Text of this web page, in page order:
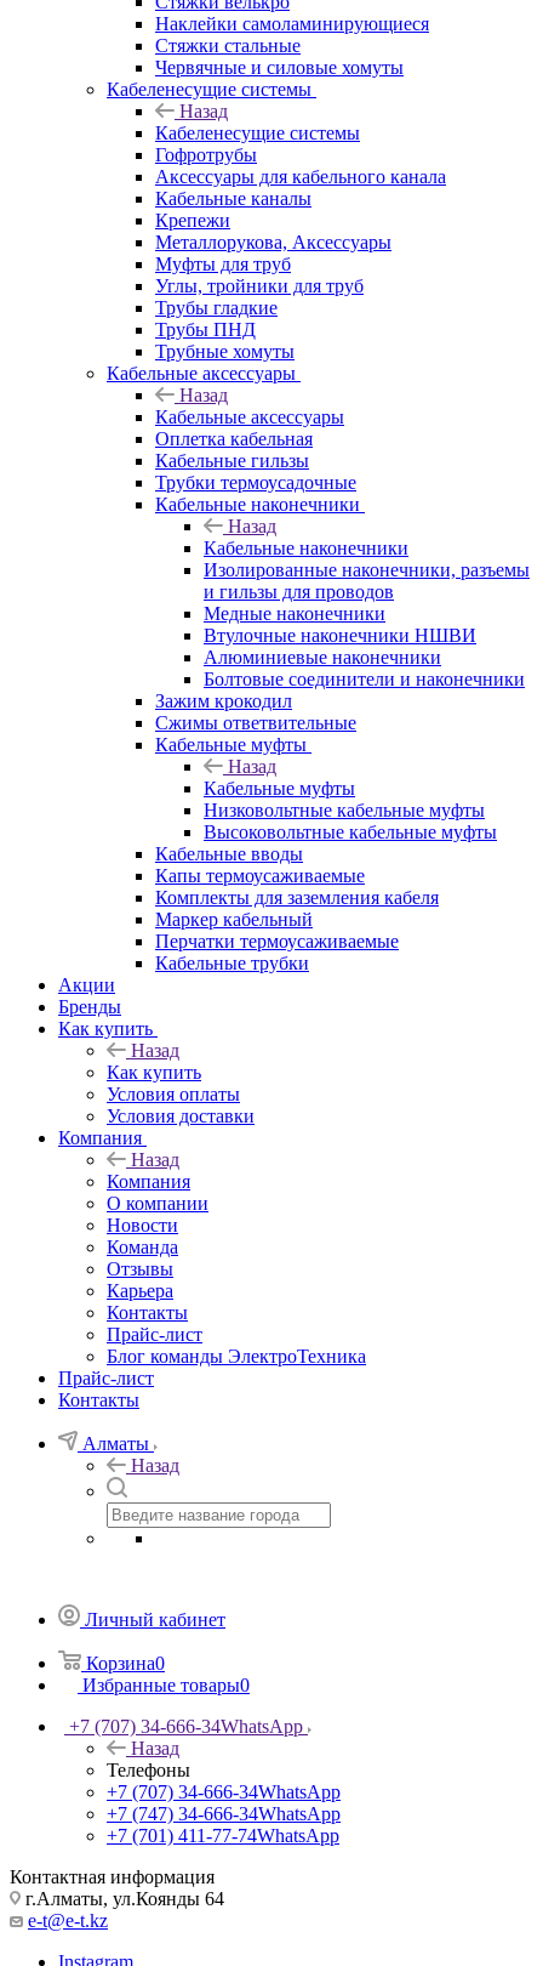
Наклейки самоламинирующиеся
Стяжки стальные
Червячные и силовые хомуты
Кабеленесущие системы
Назад
Кабеленесущие системы
Гофротрубы
Аксессуары для кабельного канала
Кабельные каналы
Крепежи
Металлорукова, Аксессуары
Муфты для труб
Углы, тройники для труб
Трубы гладкие
Трубы ПНД
Трубные хомуты
Кабельные аксессуары
Назад
Кабельные аксессуары
Оплетка кабельная
Кабельные гильзы
Трубки термоусадочные
Кабельные наконечники
Назад
Кабельные наконечники
Изолированные наконечники, разъемы
и гильзы для проводов
Медные наконечники
Втулочные наконечники НШВИ
Алюминиевые наконечники
Болтовые соединители и наконечники
Зажим крокодил
Сжимы ответвительные
Кабельные муфты
Назад
Кабельные муфты
Низковольтные кабельные муфты
Высоковольтные кабельные муфты
Кабельные вводы
Капы термоусаживаемые
Комплекты для заземления кабеля
Маркер кабельный
Перчатки термоусаживаемые
Кабельные трубки
Акции
Бренды
Как купить
Назад
Как купить
Условия оплаты
Условия доставки
Компания
Назад
Компания
О компании
Новости
Команда
Отзывы
Карьера
Контакты
Прайс-лист
Блог команды ЭлектроТехника
Прайс-лист
Контакты
Алматы
Назад
Личный кабинет
Корзина0
Избранные товары0
+7 (707) 34-666-34WhatsApp
Назад
Телефоны
+7 (707) 34-666-34WhatsApp
+7 (747) 34-666-34WhatsApp
+7 (701) 411-77-74WhatsApp
Контактная информация
г.Алматы, ул.Коянды 64
e-t@e-t.kz
Instagram